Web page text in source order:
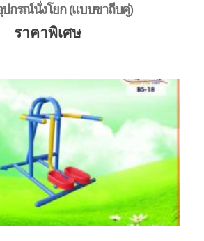
ปกรณ์นั่งโยก (แบบขาถีบคู่)
ราคาพิเศษ